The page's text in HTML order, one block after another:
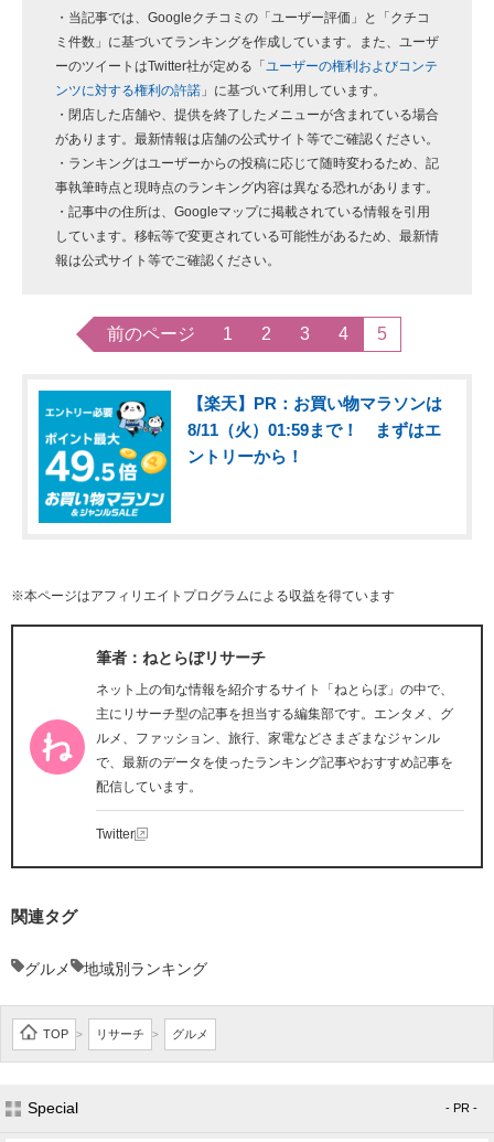
・当記事では、Googleクチコミの「ユーザー評価」と「クチコ
ミ件数」に基づいてランキングを作成しています。また、ユーザ
ーのツイートはTwitter社が定める「 ユーザーの権利およびコンテ
ンツに対する権利の許諾 」に基づいて利用しています。
・閉店した店舗や、提供を終了したメニューが含まれている場合
があります。最新情報は店舗の公式サイト等でご確認ください。
・ランキングはユーザーからの投稿に応じて随時変わるため、記
事執筆時点と現時点のランキング内容は異なる恐れがあります。
・記事中の住所は、Googleマップに掲載されている情報を引用
しています。移転等で変更されている可能性があるため、最新情
報は公式サイト等でご確認ください。
前のページ 1 2 3 4 5
【楽天】PR：お買い物マラソンは
8/11（火）01:59まで！ まずはエ
ントリーから！
※本ページはアフィリエイトプログラムによる収益を得ています
筆者：ねとらぼリサーチ
ネット上の旬な情報を紹介するサイト「ねとらぼ」の中で、
主にリサーチ型の記事を担当する編集部です。エンタメ、グ
ルメ、ファッション、旅行、家電などさまざまなジャンル
で、最新のデータを使ったランキング記事やおすすめ記事を
配信しています。
Twitter
関連タグ
グルメ 地域別ランキング
TOP > リサーチ > グルメ
Special - PR -